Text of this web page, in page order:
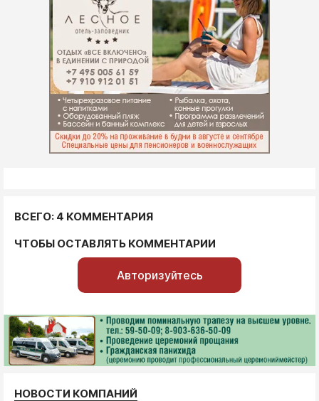
ВСЕГО: 4 КОММЕНТАРИЯ
ЧТОБЫ ОСТАВЛЯТЬ КОММЕНТАРИИ
Авторизуйтесь
НОВОСТИ КОМПАНИЙ